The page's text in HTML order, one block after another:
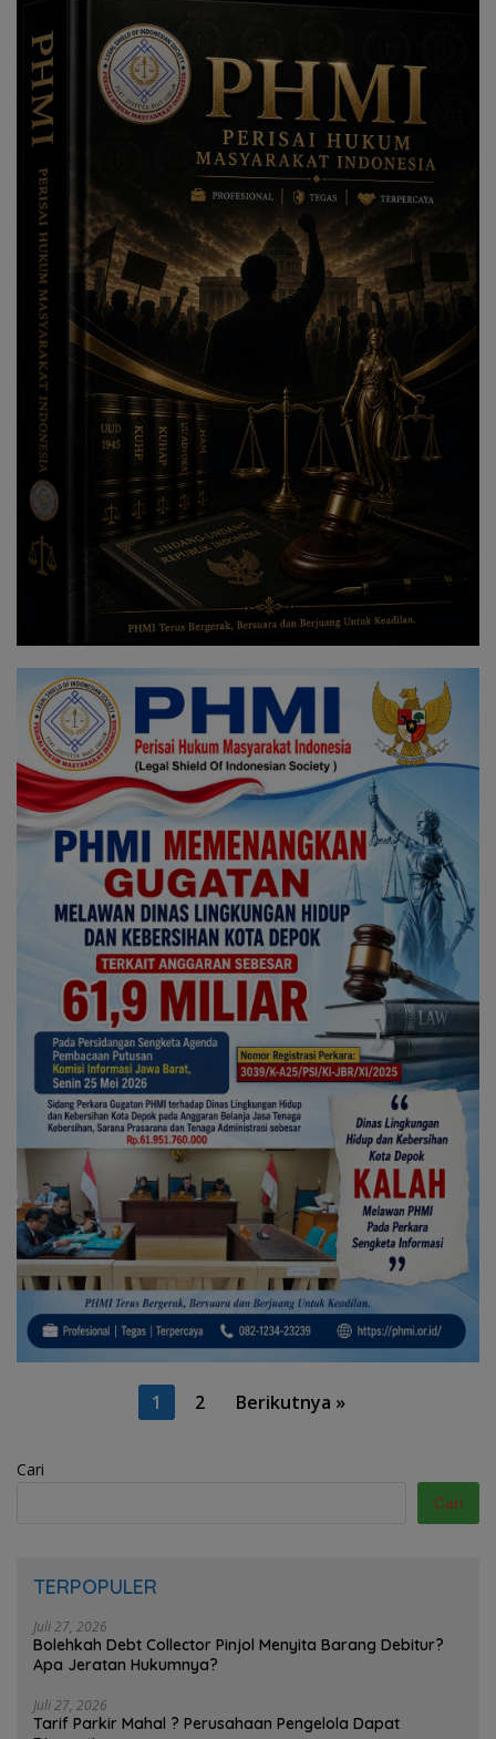
1 2 Berikutnya »
Cari
Cari
TERPOPULER
Juli 27, 2026
Bolehkah Debt Collector Pinjol Menyita Barang Debitur?
Apa Jeratan Hukumnya?
Juli 27, 2026
Tarif Parkir Mahal ? Perusahaan Pengelola Dapat